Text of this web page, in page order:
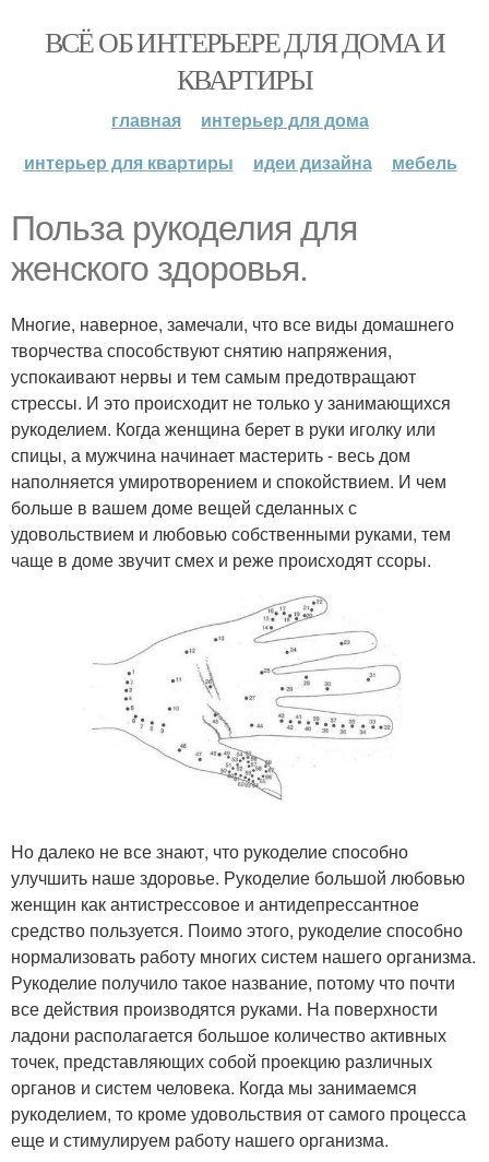
ВСЁ ОБ ИНТЕРЬЕРЕ ДЛЯ ДОМА И
КВАРТИРЫ
главная
интерьер для дома
интерьер для квартиры
идеи дизайна мебель
Польза рукоделия для
женского здоровья.
Многие, наверное, замечали, что все виды домашнего
творчества способствуют снятию напряжения,
успокаивают нервы и тем самым предотвращают
стрессы. И это происходит не только у занимающихся
рукоделием. Когда женщина берет в руки иголку или
спицы, а мужчина начинает мастерить - весь дом
наполняется умиротворением и спокойствием. И чем
больше в вашем доме вещей сделанных с
удовольствием и любовью собственными руками, тем
чаще в доме звучит смех и реже происходят ссоры.
Но далеко не все знают, что рукоделие способно
улучшить наше здоровье. Рукоделие большой любовью
женщин как антистрессовое и антидепрессантное
средство пользуется. Поимо этого, рукоделие способно
нормализовать работу многих систем нашего организма.
Рукоделие получило такое название, потому что почти
все действия производятся руками. На поверхности
ладони располагается большое количество активных
точек, представляющих собой проекцию различных
органов и систем человека. Когда мы занимаемся
рукоделием, то кроме удовольствия от самого процесса
еще и стимулируем работу нашего организма.